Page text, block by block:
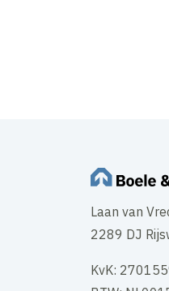
Laan van
2289 DJ
KvK: